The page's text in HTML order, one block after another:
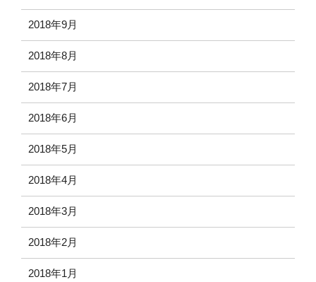
2018年9月
2018年8月
2018年7月
2018年6月
2018年5月
2018年4月
2018年3月
2018年2月
2018年1月